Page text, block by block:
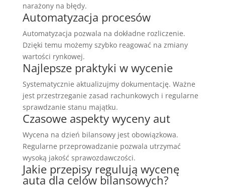
narażony na błędy.
Automatyzacja procesów
Automatyzacja pozwala na dokładne rozliczenie.
Dzięki temu możemy szybko reagować na zmiany
wartości rynkowej.
Najlepsze praktyki w wycenie
Systematycznie aktualizujmy dokumentację. Ważne
jest przestrzeganie zasad rachunkowych i regularne
sprawdzanie stanu majątku.
Czasowe aspekty wyceny aut
Wycena na dzień bilansowy jest obowiązkowa.
Regularne przeprowadzanie pozwala utrzymać
wysoką jakość sprawozdawczości.
Jakie przepisy regulują wycenę
auta dla celów bilansowych?